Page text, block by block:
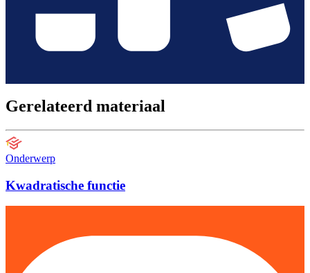
Gerelateerd materiaal
Onderwerp
Kwadratische functie